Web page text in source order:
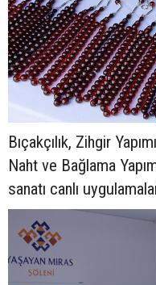
Bıçakçılık, Zihgir
Naht ve Bağlama
sanatı canlı